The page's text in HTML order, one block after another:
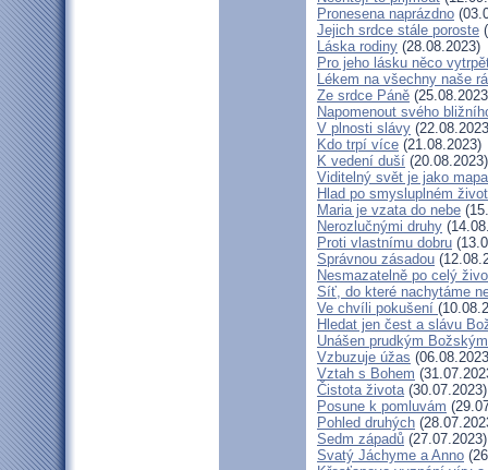
Pronesena naprázdno
Jejich srdce stále poroste
Láska rodiny (28.08.2023)
Pro jeho lásku něco
Lékem na všechny naše
Ze srdce Páně
Napomenout svého
V plnosti slávy
Kdo trpí více (21.08.2023)
K vedení duší (20.08.2023)
Viditelný svět je jako mapa
Hlad po smysluplném
Maria je vzata do nebe
Nerozlučnými druhy
Proti vlastnímu dobru
Správnou zásadou
Nesmazatelně po celý
Síť, do které nachytáme
Ve chvíli pokušení
Hledat jen čest a slávu
Unášen prudkým
Vzbuzuje úžas
Vztah s Bohem
Čistota života(30.07.2023)
Posune k pomluvám
Pohled druhých
Sedm západů (27.07.2023)
Svatý Jáchyme a Anno